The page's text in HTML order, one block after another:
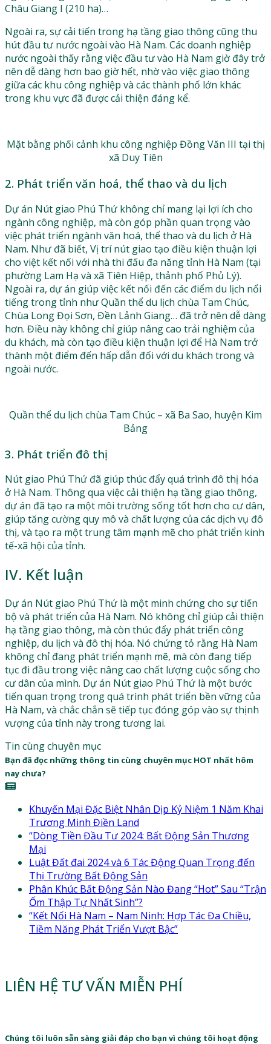
Châu Giang I (210 ha)…
Ngoài ra, sự cải tiến trong hạ tầng giao thông cũng thu
hút đầu tư nước ngoài vào Hà Nam. Các doanh nghiệp
nước ngoài thấy rằng việc đầu tư vào Hà Nam giờ đây trở
nên dễ dàng hơn bao giờ hết, nhờ vào việc giao thông
giữa các khu công nghiệp và các thành phố lớn khác
trong khu vực đã được cải thiện đáng kể.
Mặt bằng phối cảnh khu công nghiệp Đồng Văn III tại thị
xã Duy Tiên
2. Phát triển văn hoá, thể thao và du lịch
Dự án Nút giao Phú Thứ không chỉ mang lại lợi ích cho
ngành công nghiệp, mà còn góp phần quan trọng vào
việc phát triển ngành văn hoá, thể thao và du lịch ở Hà
Nam. Như đã biết, Vị trí nút giao tạo điều kiện thuận lợi
cho việt kết nối với nhà thi đấu đa năng tỉnh Hà Nam (tại
phường Lam Hạ và xã Tiên Hiệp, thảnh phố Phủ Lý).
Ngoài ra, dự án giúp việc kết nối đến các điểm du lịch nổi
tiếng trong tỉnh như Quần thể du lịch chùa Tam Chúc,
Chùa Long Đọi Sơn, Đền Lảnh Giang… đã trở nên dễ dàng
hơn. Điều này không chỉ giúp nâng cao trải nghiệm của
du khách, mà còn tạo điều kiện thuận lợi để Hà Nam trở
thành một điểm đến hấp dẫn đối với du khách trong và
ngoài nước.
Quần thể du lịch chùa Tam Chúc – xã Ba Sao, huyện Kim
Bảng
3. Phát triển đô thị
Nút giao Phú Thứ đã giúp thúc đẩy quá trình đô thị hóa
ở Hà Nam. Thông qua việc cải thiện hạ tầng giao thông,
dự án đã tạo ra một môi trường sống tốt hơn cho cư dân,
giúp tăng cường quy mô và chất lượng của các dịch vụ đô
thị, và tạo ra một trung tâm mạnh mẽ cho phát triển kinh
tế-xã hội của tỉnh.
IV. Kết luận
Dự án Nút giao Phú Thứ là một minh chứng cho sự tiến
bộ và phát triển của Hà Nam. Nó không chỉ giúp cải thiện
hạ tầng giao thông, mà còn thúc đẩy phát triển công
nghiệp, du lịch và đô thị hóa. Nó chứng tỏ rằng Hà Nam
không chỉ đang phát triển mạnh mẽ, mà còn đang tiếp
tục đi đầu trong việc nâng cao chất lượng cuộc sống cho
cư dân của mình. Dự án Nút giao Phú Thứ là một bước
tiến quan trọng trong quá trình phát triển bền vững của
Hà Nam, và chắc chắn sẽ tiếp tục đóng góp vào sự thịnh
vượng của tỉnh này trong tương lai.
Tin cùng chuyên mục
Bạn đã đọc những thông tin cùng chuyên mục HOT nhất hôm
nay chưa?
Khuyến Mại Đặc Biệt Nhân Dịp Kỷ Niệm 1 Năm Khai
Trương Minh Điền Land
“Dòng Tiền Đầu Tư 2024: Bất Động Sản Thương
Mại
Luật Đất đai 2024 và 6 Tác Động Quan Trọng đến
Thị Trường Bất Động Sản
Phân Khúc Bất Động Sản Nào Đang “Hot” Sau “Trận
Ốm Thập Tự Nhất Sinh”?
“Kết Nối Hà Nam – Nam Ninh: Hợp Tác Đa Chiều,
Tiềm Năng Phát Triển Vượt Bậc”
LIÊN HỆ TƯ VẤN MIỄN PHÍ
Chúng tôi luôn sẵn sàng giải đáp cho bạn vì chúng tôi hoạt động